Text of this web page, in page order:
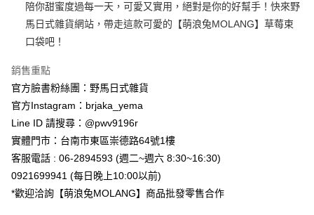
上海商業儲蓄銀行
台北富邦商業銀行
國泰世華商業銀行
兆豐國際商業銀行
臺灣中小企業銀行
聯邦商業銀行
元大商業銀行
台新國際商業銀行
台灣樂天信用卡公司
LINE Pay
Apple Pay
悠遊付
Google Pay
ATM付款
運送方式
全家取貨付款
陪你甜蜜度過每一天，可愛又實用，絕對是你的好幫手！快來野
馬日式雜貨網站，帶走這款可愛的【萌浪兔MOLANG】草莓束
口袋吧！
銷售重點
官方臉書粉絲團：野馬日式雜貨
官方Instagram：brjaka_yema
Line ID 請搜尋：@pwv9196r
實體門市：台南市東區崇德路64號1樓
客服電話 : 06-2894593 (週二~週六 8:30~16:30)
0921699941 (每日晚上10:00以前)
*歡迎洽詢【萌浪兔MOLANG】商品批發零售合作